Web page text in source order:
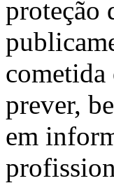
proteção
cometida
prever,
em